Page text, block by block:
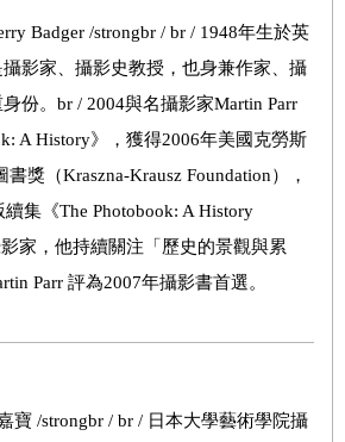
Badger /strongbr / br / 1948年生於英
影家、攝影史教授，也身兼作家、攝
份。br / 2004與名攝影家Martin Parr
A History》，獲得2006年美國克勞斯
獎（Kraszna-Krausz Foundation），
集《The Photobook: A History
家，他持續關注「歷史的景觀與累
Parr 評為2007年攝影書首選。
寶 /strongbr / br / 日本大學藝術學院攝